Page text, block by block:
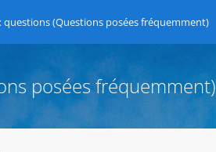
questions (Questions posées fréquemment)
posées fréquemment)